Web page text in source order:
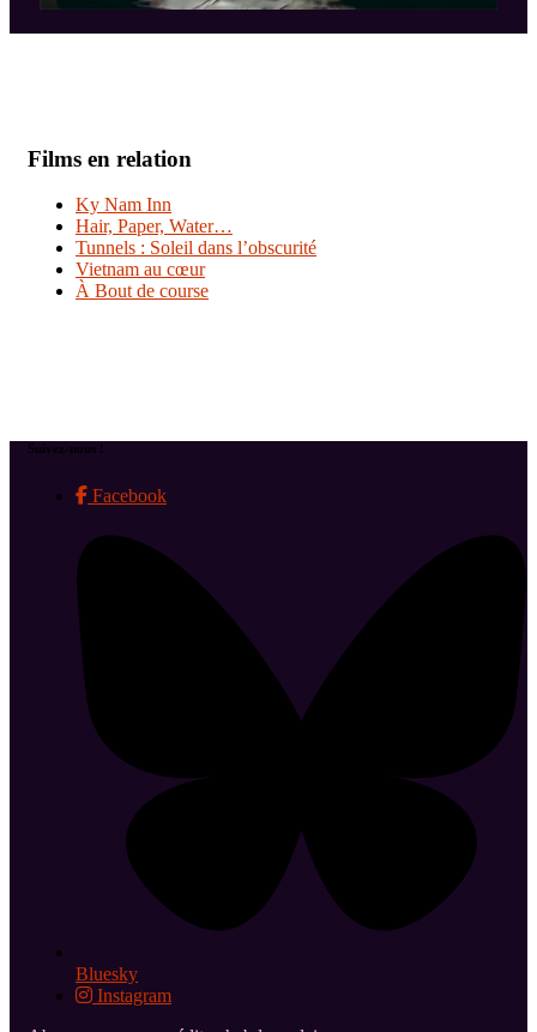
Films en relation
Ky Nam Inn
Hair, Paper, Water…
Tunnels : Soleil dans l’obscurité
Vietnam au cœur
À Bout de course
Suivez-nous !
Facebook
Bluesky
Instagram